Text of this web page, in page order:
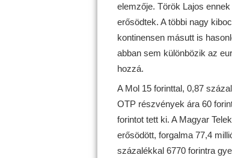
elemzője. Török Lajos
erősödtek. A többi nagy
kontinensen másutt is
abban sem különbözik az
hozzá.
A Mol 15 forinttal, 0,87
OTP részvények ára 60
forintot tett ki. A Magyar
erősödött, forgalma 77,4
százalékkal 6770 forintra